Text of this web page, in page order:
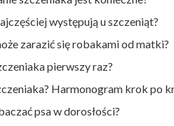
występują u szczeniąt?
zarazić się robakami od matki?
pierwszy raz?
Harmonogram krok po
psa w dorosłości?